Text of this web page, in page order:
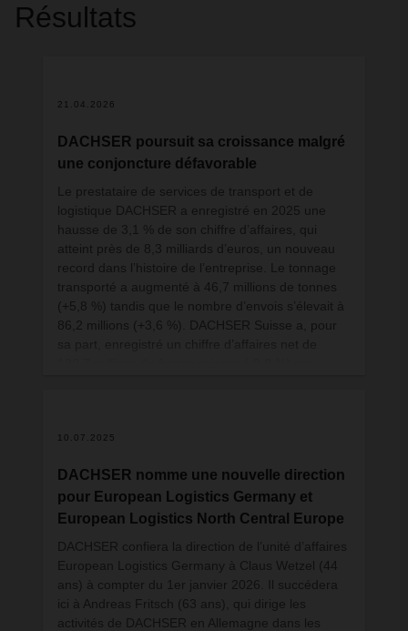
Résultats
21.04.2026
DACHSER poursuit sa croissance malgré
une conjoncture défavorable
Le prestataire de services de transport et de
logistique DACHSER a enregistré en 2025 une
hausse de 3,1 % de son chiffre d’affaires, qui
atteint près de 8,3 milliards d’euros, un nouveau
record dans l’histoire de l’entreprise. Le tonnage
transporté a augmenté à 46,7 millions de tonnes
(+5,8 %) tandis que le nombre d’envois s’élevait à
86,2 millions (+3,6 %). DACHSER Suisse a, pour
10.07.2025
DACHSER nomme une nouvelle direction
pour European Logistics Germany et
European Logistics North Central Europe
DACHSER confiera la direction de l’unité d’affaires
European Logistics Germany à Claus Wetzel (44
ans) à compter du 1er janvier 2026. Il succédera
ici à Andreas Fritsch (63 ans), qui dirige les
activités de DACHSER en Allemagne dans les